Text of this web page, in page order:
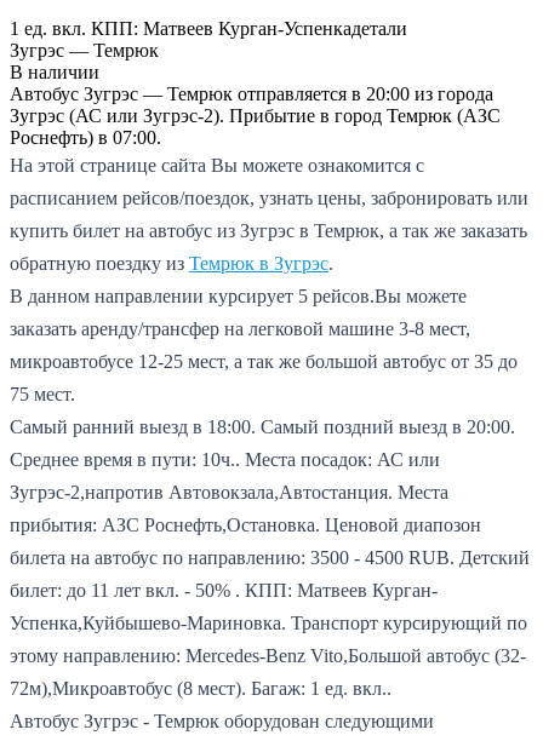
1 ед. вкл. КПП: Матвеев Курган-Успенкадетали
Зугрэс — Темрюк
В наличии
Автобус Зугрэс — Темрюк отправляется в 20:00 из города
Зугрэс (АС или Зугрэс-2). Прибытие в город Темрюк (АЗС
Роснефть) в 07:00.
На этой странице сайта Вы можете ознакомится с
расписанием рейсов/поездок, узнать цены, забронировать или
купить билет на автобус из Зугрэс в Темрюк, а так же заказать
обратную поездку из Темрюк в Зугрэс.
В данном направлении курсирует 5 рейсов.Вы можете
заказать аренду/трансфер на легковой машине 3-8 мест,
микроавтобусе 12-25 мест, а так же большой автобус от 35 до
75 мест.
Самый ранний выезд в 18:00. Самый поздний выезд в 20:00.
Среднее время в пути: 10ч.. Места посадок: АС или
Зугрэс-2,напротив Автовокзала,Автостанция. Места
прибытия: АЗС Роснефть,Остановка. Ценовой диапозон
билета на автобус по направлению: 3500 - 4500 RUB. Детский
билет: до 11 лет вкл. - 50% . КПП: Матвеев Курган-
Успенка,Куйбышево-Мариновка. Транспорт курсирующий по
этому направлению: Mercedes-Benz Vito,Большой автобус (32-
72м),Микроавтобус (8 мест). Багаж: 1 ед. вкл..
Автобус Зугрэс - Темрюк оборудован следующими